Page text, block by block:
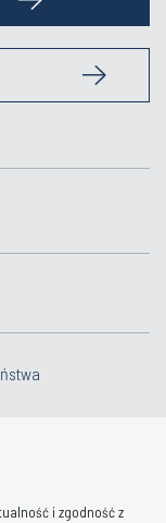
i zgodność z